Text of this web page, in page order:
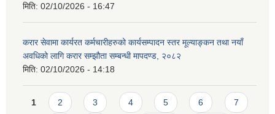
मिति: 02/10/2026 - 16:47
करार सेवामा कार्यरत कर्मचारीहरुको कार्यसम्पादन स्तर मूल्याङ्कन तथा नयाँ
अवधिको लागि करार सम्झौता सम्बन्धी मापदण्ड, २०८२
मिति: 02/10/2026 - 14:18
Pages
1 2 3 4 5 6 7